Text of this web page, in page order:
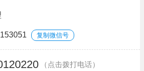
复制微信号
（点击拨打电话）